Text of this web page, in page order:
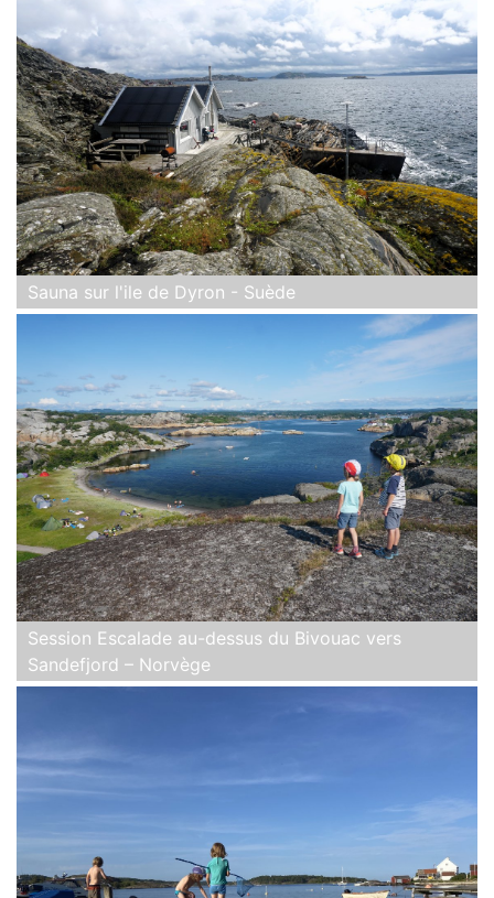
Sauna sur l'ile de Dyron - Suède
Session Escalade au-dessus du Bivouac vers
Sandefjord – Norvège